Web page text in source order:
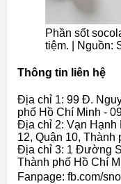
Phần sốt
tiệm. | Nguồn:
Thông tin liên hệ
Địa chỉ 1: 99 Đ.
phố Hồ Chí Minh -
Địa chỉ 2: Vạn
12, Quận 10, Thành
Địa chỉ 3: 1 Đường
Thành phố Hồ Chí
Fanpage: fb.com/